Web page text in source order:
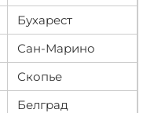
Бухарест
Сан-Марино
Скопье
Белград